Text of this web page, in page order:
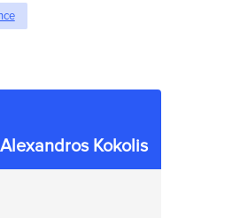
Alexandros Kokolis